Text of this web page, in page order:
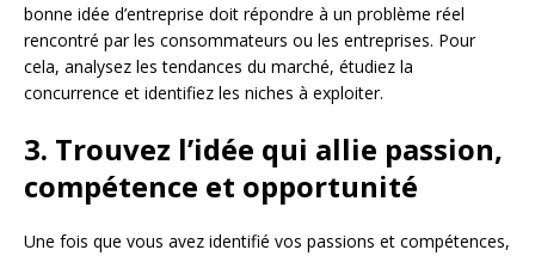
bonne idée d’entreprise doit répondre à un problème réel
rencontré par les consommateurs ou les entreprises. Pour
cela, analysez les tendances du marché, étudiez la
concurrence et identifiez les niches à exploiter.
3. Trouvez l’idée qui allie passion,
compétence et opportunité
Une fois que vous avez identifié vos passions et compétences,